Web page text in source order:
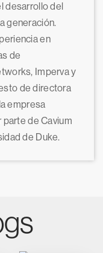
desarrollo del
generación.
en
de
Imperva y
de directora
empresa
de Cavium
de Duke.